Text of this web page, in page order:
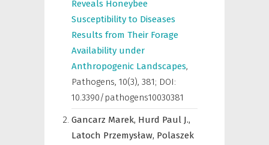
Reveals Honeybee
Susceptibility to Diseases
Results from Their Forage
Availability under
Anthropogenic Landscapes,
Pathogens, 10(3), 381; DOI:
10.3390/pathogens10030381
Gancarz Marek, Hurd Paul J.,
Latoch Przemysław, Polaszek